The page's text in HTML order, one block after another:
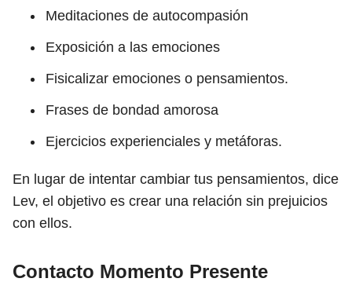
Meditaciones de autocompasión
Exposición a las emociones
Fisicalizar emociones o pensamientos.
Frases de bondad amorosa
Ejercicios experienciales y metáforas.
En lugar de intentar cambiar tus pensamientos, dice
Lev, el objetivo es crear una relación sin prejuicios
con ellos.
Contacto Momento Presente